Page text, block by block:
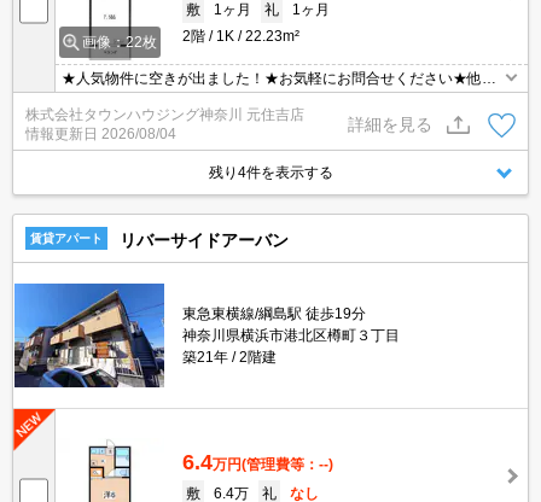
画像：22枚
敷
1ヶ月 礼
1ヶ月
2階
1K 22.23m²
★人気物件に空きが出ました！★お気軽にお問合せください★他社
Mでのご相談も承ります★
株式会社タウンハウジング神奈川 元住吉店
情報更新日 2026/08/04
詳細を見る
残り4件を表示する
賃貸アパート リバーサイドアーバン
東急東横線/綱島駅 徒歩19分
神奈川県横浜市港北区樽町３丁目
築21年
2階建
6.4万円(管理費等：--)
敷
6.4万 礼
なし